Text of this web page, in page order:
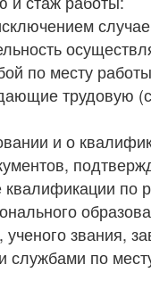
по месту
трудовую
и о
по
звания,
службами по